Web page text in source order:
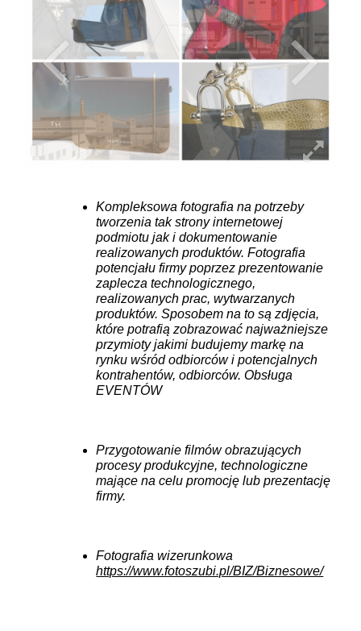
Kompleksowa fotografia na potrzeby
tworzenia tak strony internetowej
podmiotu jak i dokumentowanie
realizowanych produktów. Fotografia
potencjału firmy poprzez prezentowanie
zaplecza technologicznego,
realizowanych prac, wytwarzanych
produktów. Sposobem na to są zdjęcia,
które potrafią zobrazować najważniejsze
przymioty jakimi budujemy markę na
rynku wśród odbiorców i potencjalnych
kontrahentów, odbiorców. Obsługa
EVENTÓW
Przygotowanie filmów obrazujących
procesy produkcyjne, technologiczne
mające na celu promocję lub prezentację
firmy.
Fotografia wizerunkowa
https://www.fotoszubi.pl/BIZ/Biznesowe/